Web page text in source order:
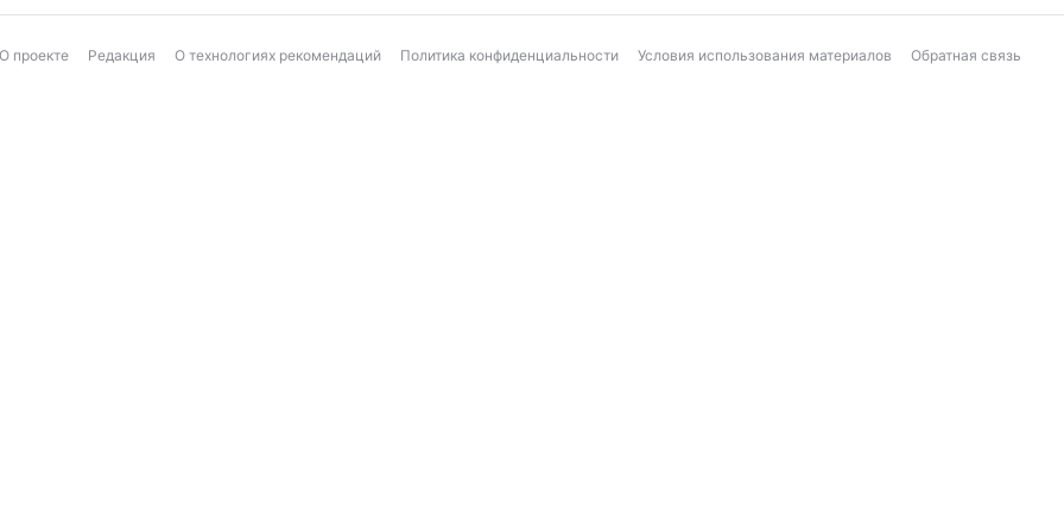
О проекте Редакция О технологиях рекомендаций Политика конфиденциальности Условия использования материалов Обратная связь